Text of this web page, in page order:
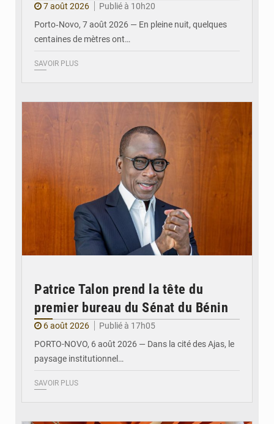
7 août 2026
Publié à 10h20
Porto‑Novo, 7 août 2026 — En pleine nuit, quelques
centaines de mètres ont…
SAVOIR PLUS
Patrice Talon prend la tête du
premier bureau du Sénat du Bénin
6 août 2026
Publié à 17h05
PORTO-NOVO, 6 août 2026 — Dans la cité des Ajas, le
paysage institutionnel…
SAVOIR PLUS